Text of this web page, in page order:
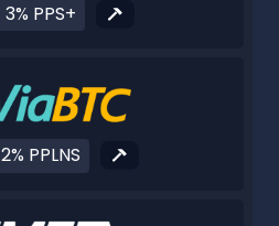
3% PPS+
2% PPLNS